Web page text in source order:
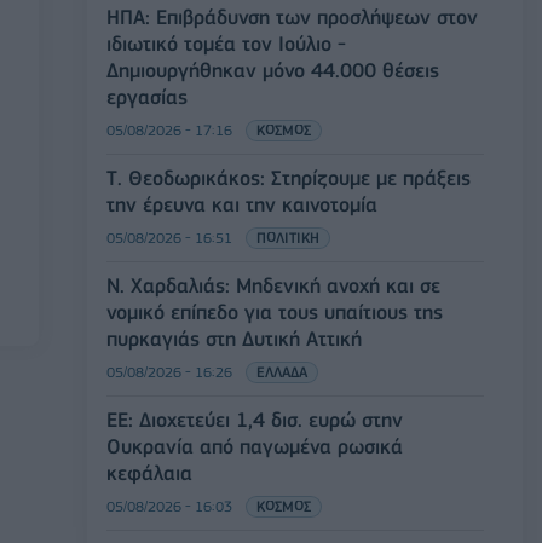
ΗΠΑ: Επιβράδυνση των προσλήψεων στον
ιδιωτικό τομέα τον Ιούλιο -
Δημιουργήθηκαν μόνο 44.000 θέσεις
εργασίας
05/08/2026 - 17:16 ΚΟΣΜΟΣ
Τ. Θεοδωρικάκος: Στηρίζουμε με πράξεις
την έρευνα και την καινοτομία
05/08/2026 - 16:51 ΠΟΛΙΤΙΚΗ
Ν. Χαρδαλιάς: Μηδενική ανοχή και σε
νομικό επίπεδο για τους υπαίτιους της
πυρκαγιάς στη Δυτική Αττική
05/08/2026 - 16:26 ΕΛΛΑΔΑ
ΕΕ: Διοχετεύει 1,4 δισ. ευρώ στην
Ουκρανία από παγωμένα ρωσικά
κεφάλαια
05/08/2026 - 16:03 ΚΟΣΜΟΣ